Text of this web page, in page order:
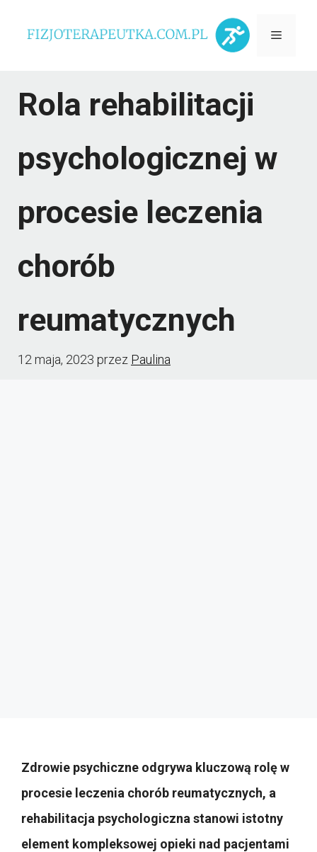
Menu
Rola rehabilitacji
psychologicznej w
procesie leczenia
chorób
reumatycznych
12 maja, 2023 przez Paulina
Zdrowie psychiczne odgrywa kluczową rolę w
procesie leczenia chorób reumatycznych, a
rehabilitacja psychologiczna stanowi istotny
element kompleksowej opieki nad pacjentami